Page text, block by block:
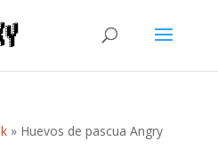
» Huevos de pascua Angry